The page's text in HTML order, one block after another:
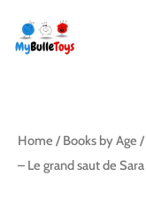
content
Home / Books by Age /
– Le grand saut de Sara